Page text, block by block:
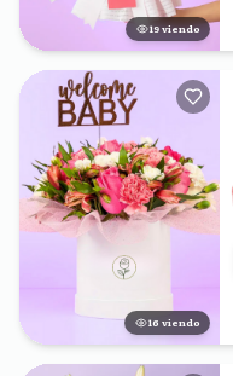
18viendo
16 viendo